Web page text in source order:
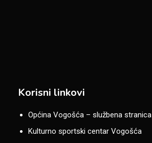
Korisni linkovi
Općina Vogošća – službena stranica
Kulturno sportski centar Vogošća